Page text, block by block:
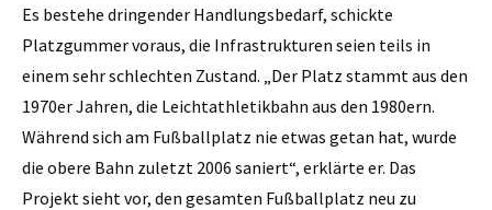
Es bestehe dringender Handlungsbedarf, schickte
Platzgummer voraus, die Infrastrukturen seien teils in
einem sehr schlechten Zustand. „Der Platz stammt aus den
1970er Jahren, die Leichtathletikbahn aus den 1980ern.
Während sich am Fußballplatz nie etwas getan hat, wurde
die obere Bahn zuletzt 2006 saniert“, erklärte er. Das
Projekt sieht vor, den gesamten Fußballplatz neu zu